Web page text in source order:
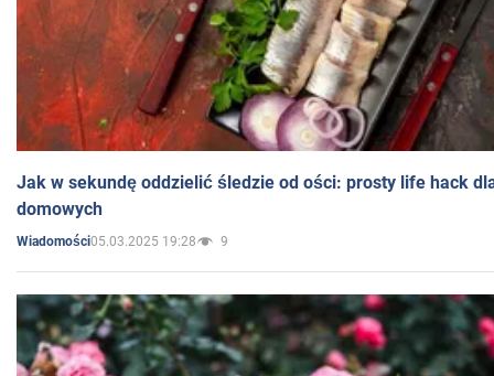
Jak w sekundę oddzielić śledzie od ości: prosty life hack
domowych
Wiadomości05.03.2025 19:28 9